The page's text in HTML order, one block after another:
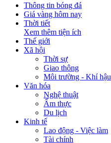
Thông tin bóng đá
Giá vàng hôm nay
Thời tiết
Xem thêm tiện ích
Thế giới
Xã hội
Thời sự
Giao thông
Môi trường - Khí hậu
Văn hóa
Nghệ thuật
Ẩm thực
Du lịch
Kinh tế
Lao động - Việc làm
Tài chính